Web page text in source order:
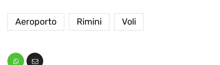
Aeroporto Rimini Voli